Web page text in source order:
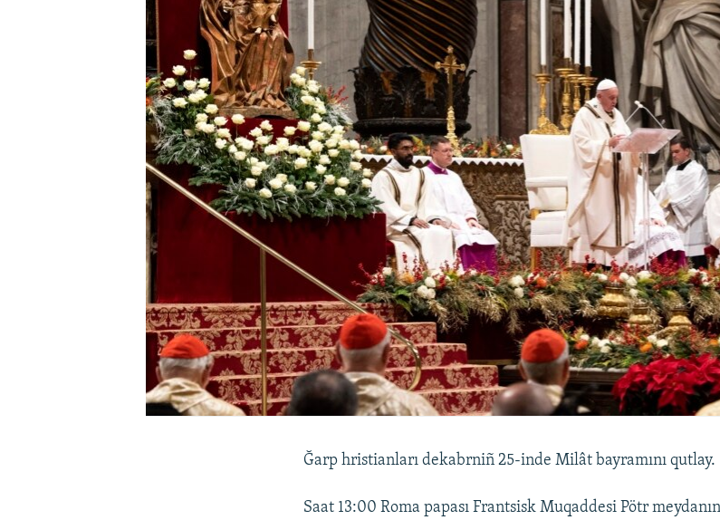
Ğarp hristianları dekabrniñ 25-inde Milât bayramını qutlay.
Saat 13:00 Roma papası Frantsisk Muqaddesi Pötr